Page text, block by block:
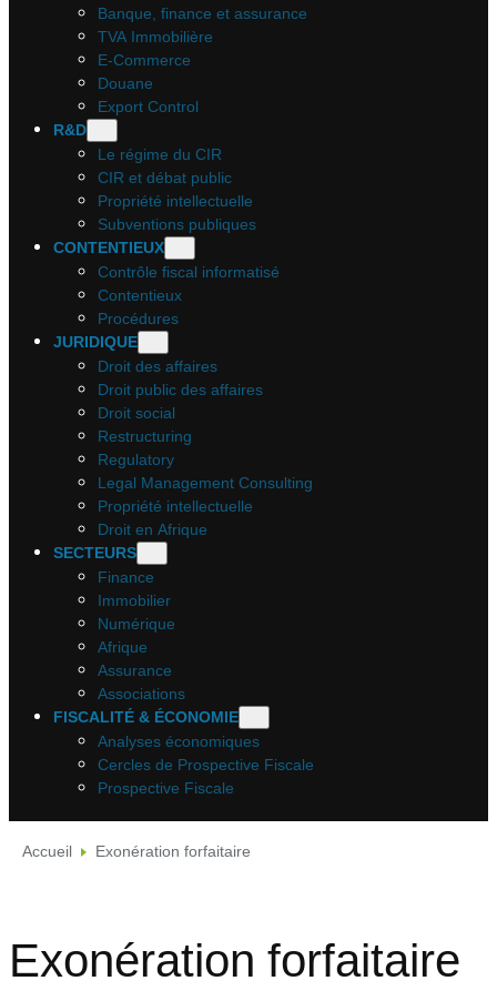
Banque, finance et assurance
TVA Immobilière
E-Commerce
Douane
Export Control
R&D
Le régime du CIR
CIR et débat public
Propriété intellectuelle
Subventions publiques
CONTENTIEUX
Contrôle fiscal informatisé
Contentieux
Procédures
JURIDIQUE
Droit des affaires
Droit public des affaires
Droit social
Restructuring
Regulatory
Legal Management Consulting
Propriété intellectuelle
Droit en Afrique
SECTEURS
Finance
Immobilier
Numérique
Afrique
Assurance
Associations
FISCALITÉ & ÉCONOMIE
Analyses économiques
Cercles de Prospective Fiscale
Prospective Fiscale
Accueil Exonération forfaitaire
Exonération forfaitaire